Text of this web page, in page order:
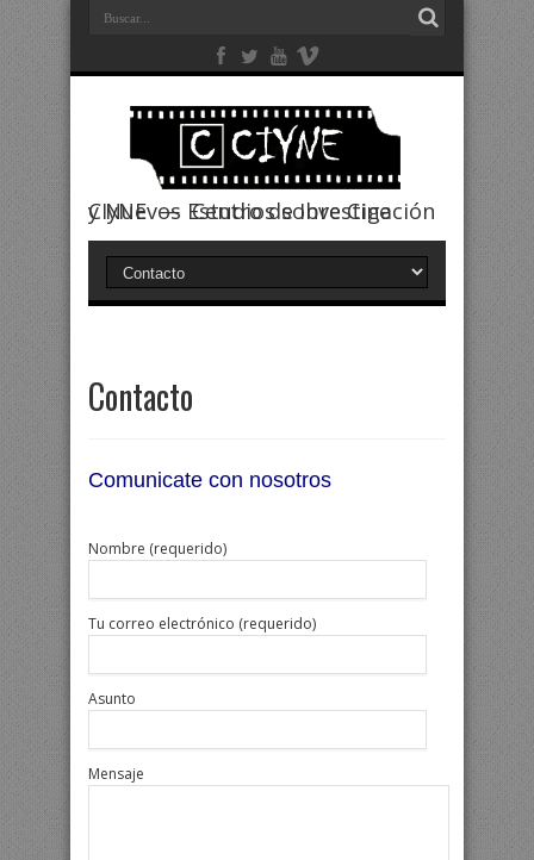
CIyNE — Centro de Investigación y Nuevos Estudios sobre Cine
Contacto
Comunicate con nosotros
Nombre (requerido)
Tu correo electrónico (requerido)
Asunto
Mensaje